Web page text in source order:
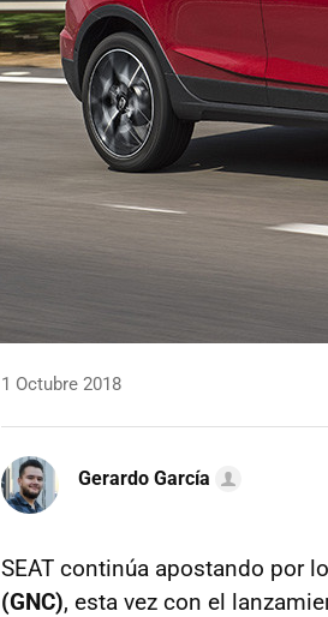
1 Octubre 2018
Gerardo García
SEAT continúa apostando por
(GNC), esta vez con el